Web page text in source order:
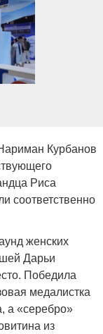
Курбанов
Риса
соответственно
женских
Дарьи
Победила
медалистка
а «серебро»
из